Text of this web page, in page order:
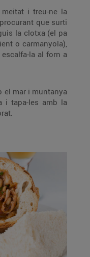
i treu-ne la
que surti
la clotxa (el pa
o carmanyola),
la al forn a
el mar i muntanya
i tapa-les amb la